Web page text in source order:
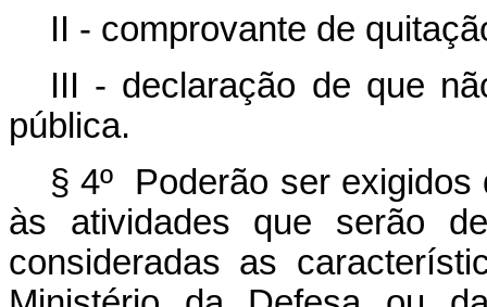
II - comprovante de
III - declaração de que
pública.
§ 4º Poderão ser exigidos
às atividades que serão
consideradas as